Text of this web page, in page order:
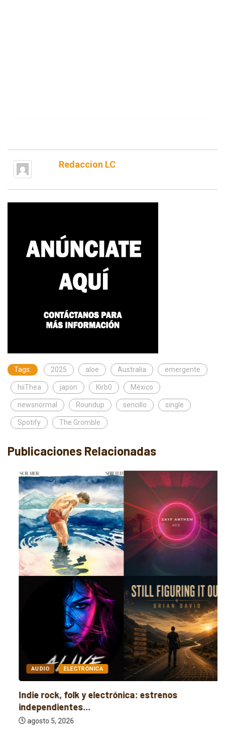
Redaccion LC
Tags: 2025 aloe Australia emergente
hiiThea japon Kirb0 México
newsnormal Roundup sencillo single
Spotify The Gromble
Publicaciones Relacionadas
AUDIO ELECTRÓNICA
Indie rock, folk y electrónica: estrenos
independientes...
agosto 5, 2026